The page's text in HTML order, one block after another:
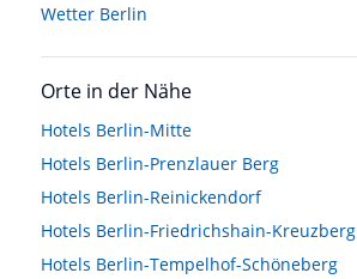
Wetter Berlin
Orte in der Nähe
Hotels Berlin-Mitte
Hotels Berlin-Prenzlauer Berg
Hotels Berlin-Reinickendorf
Hotels Berlin-Friedrichshain-Kreuzberg
Hotels Berlin-Tempelhof-Schöneberg